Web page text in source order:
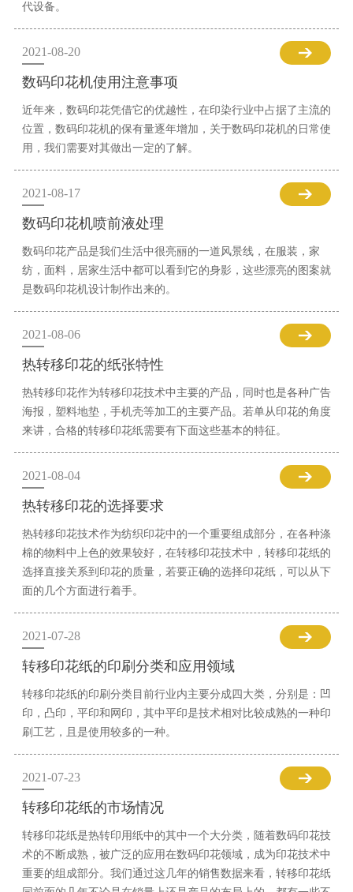
代设备。
2021-08-20
数码印花机使用注意事项
近年来，数码印花凭借它的优越性，在印染行业中占据了主流的
位置，数码印花机的保有量逐年增加，关于数码印花机的日常使
用，我们需要对其做出一定的了解。
2021-08-17
数码印花机喷前液处理
数码印花产品是我们生活中很亮丽的一道风景线，在服装，家
纺，面料，居家生活中都可以看到它的身影，这些漂亮的图案就
是数码印花机设计制作出来的。
2021-08-06
热转移印花的纸张特性
热转移印花作为转移印花技术中主要的产品，同时也是各种广告
海报，塑料地垫，手机壳等加工的主要产品。若单从印花的角度
来讲，合格的转移印花纸需要有下面这些基本的特征。
2021-08-04
热转移印花的选择要求
热转移印花技术作为纺织印花中的一个重要组成部分，在各种涤
棉的物料中上色的效果较好，在转移印花技术中，转移印花纸的
选择直接关系到印花的质量，若要正确的选择印花纸，可以从下
面的几个方面进行着手。
2021-07-28
转移印花纸的印刷分类和应用领域
转移印花纸的印刷分类目前行业内主要分成四大类，分别是：凹
印，凸印，平印和网印，其中平印是技术相对比较成熟的一种印
刷工艺，且是使用较多的一种。
2021-07-23
转移印花纸的市场情况
转移印花纸是热转印用纸中的其中一个大分类，随着数码印花技
术的不断成熟，被广泛的应用在数码印花领域，成为印花技术中
重要的组成部分。我们通过这几年的销售数据来看，转移印花纸